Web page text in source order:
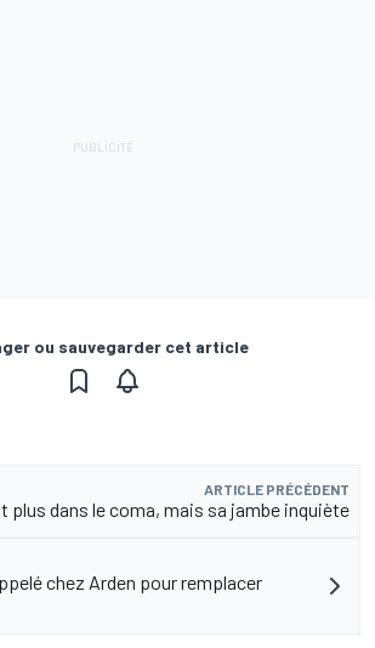
ou sauvegarder cet article
ARTICLE PRÉCÉDENT
plus dans le coma, mais sa jambe inquiète
chez Arden pour remplacer